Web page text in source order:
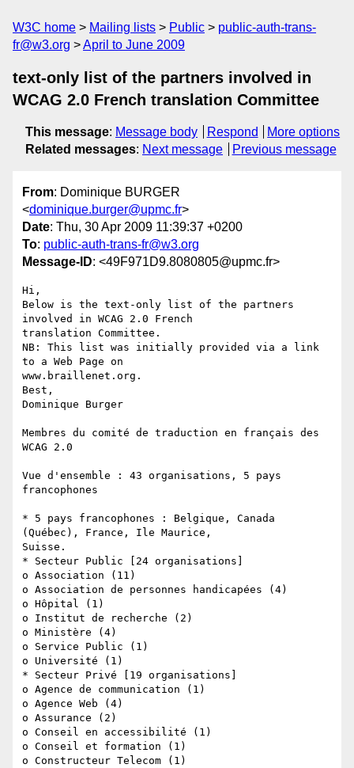
W3C home Mailing lists Public
public-auth-trans-
fr@w3.org
April to June 2009
text-only list of the partners involved in
WCAG 2.0 French translation Committee
This message: Message body Respond
More options
Related messages: Next message Previous message
From: Dominique BURGER
<dominique.burger@upmc.fr>
Date: Thu, 30 Apr 2009 11:39:37 +0200
To: public-auth-trans-fr@w3.org
Message-ID: <49F971D9.8080805@upmc.fr>
Hi,
Below is the text-only list of the partners
involved in WCAG 2.0 French
translation Committee.
NB: This list was initially provided via a link
to a Web Page on
www.braillenet.org.
Best,
Dominique Burger
Membres du comité de traduction en français des
WCAG 2.0
Vue d'ensemble : 43 organisations, 5 pays
francophones
* 5 pays francophones : Belgique, Canada
(Québec), France, Ile Maurice,
Suisse.
* Secteur Public [24 organisations]
o Association (11)
o Association de personnes handicapées (4)
o Hôpital (1)
o Institut de recherche (2)
o Ministère (4)
o Service Public (1)
o Université (1)
* Secteur Privé [19 organisations]
o Agence de communication (1)
o Agence Web (4)
o Assurance (2)
o Conseil en accessibilité (1)
o Conseil et formation (1)
o Constructeur Telecom (1)